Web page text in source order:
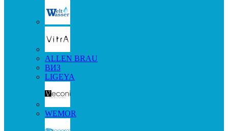
ALLEN BRAU
ВИЗ
LIGEYA
WEMOR